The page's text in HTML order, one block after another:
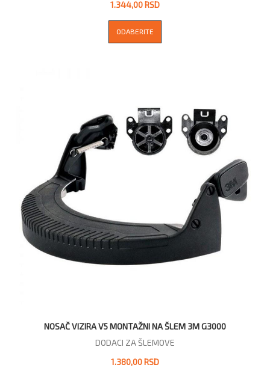
1.344,00 RSD
ODABERITE
NOSAČ VIZIRA V5 MONTAŽNI NA ŠLEM 3M G3000
DODACI ZA ŠLEMOVE
1.380,00 RSD